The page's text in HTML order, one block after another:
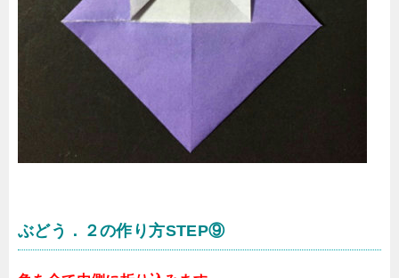
ぶどう．２の作り方STEP⑨